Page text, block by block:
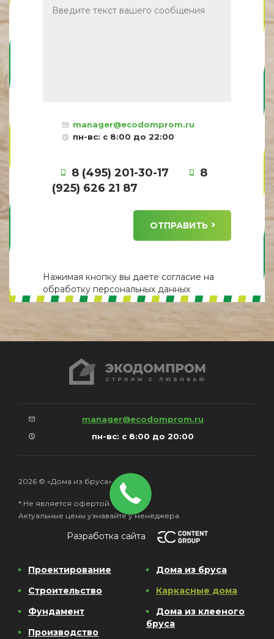
manager@ecodomprom.ru
пн-вс: с 8:00 до 22:00
8 (495) 201-30-17
8
(925) 626 21 87
ОТПРАВИТЬ
Нажимая кнопку вы даете согласие на
обработку персональных данных
manager@ecodomprom.ru
пн-вс: с 8:00 до 20:00
2026 © «Дома из бруса»
* Не является офертой.
Актуальные цены узнавайте у менеджера
Разработка сайта
Проектирование
Строительство
Фундамент
Производство
Дома из бруса
Каркасные дома
Дома из клееного
бруса